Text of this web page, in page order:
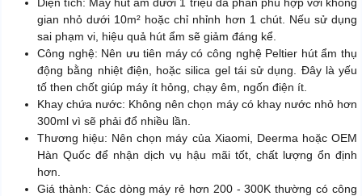
gian nhỏ dưới 10m² hoặc chỉ nhỉnh hơn 1 chút. Nếu sử dụng
sai phạm vi, hiệu quả hút ẩm sẽ giảm đáng kể.
Công nghệ: Nên ưu tiên máy có công nghệ Peltier hút ẩm thụ
động bằng nhiệt điện, hoặc silica gel tái sử dụng. Đây là yếu
tố then chốt giúp máy ít hỏng, chạy êm, ngốn điện ít.
Khay chứa nước: Không nên chọn máy có khay nước nhỏ hơn
300ml vì sẽ phải đổ nhiều lần.
Thương hiệu: Nên chọn máy của Xiaomi, Deerma hoặc OEM
Hàn Quốc để nhận dịch vụ hậu mãi tốt, chất lượng ổn định
hơn.
Giá thành: Các dòng máy rẻ hơn 200 - 300K thường có công